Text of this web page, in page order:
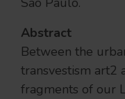
Abstract
Between the
transvestism art2
fragments of our